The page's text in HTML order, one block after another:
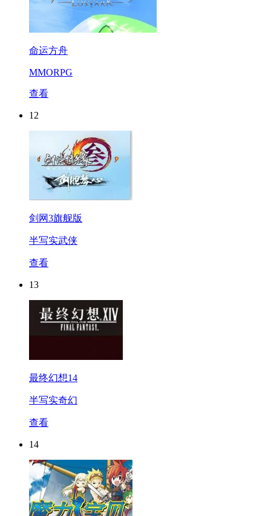
命运方舟
MMORPG
查看
12
剑网3旗舰版
半写实武侠
查看
13
最终幻想14
半写实奇幻
查看
14